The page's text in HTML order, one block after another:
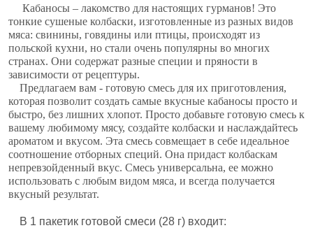
Кабаносы – лакомство для настоящих гурманов! Это
тонкие сушеные колбаски, изготовленные из разных видов
мяса: свинины, говядины или птицы, происходят из
польской кухни, но стали очень популярны во многих
странах. Они содержат разные специи и пряности в
зависимости от рецептуры.
Предлагаем вам - готовую смесь для их приготовления,
которая позволит создать самые вкусные кабаносы просто и
быстро, без лишних хлопот. Просто добавьте готовую смесь к
вашему любимому мясу, создайте колбаски и наслаждайтесь
ароматом и вкусом. Эта смесь совмещает в себе идеальное
соотношение отборных специй. Она придаст колбаскам
непревзойденный вкус. Смесь универсальна, ее можно
использовать с любым видом мяса, и всегда получается
вкусный результат.
В 1 пакетик готовой смеси (28 г) входит: